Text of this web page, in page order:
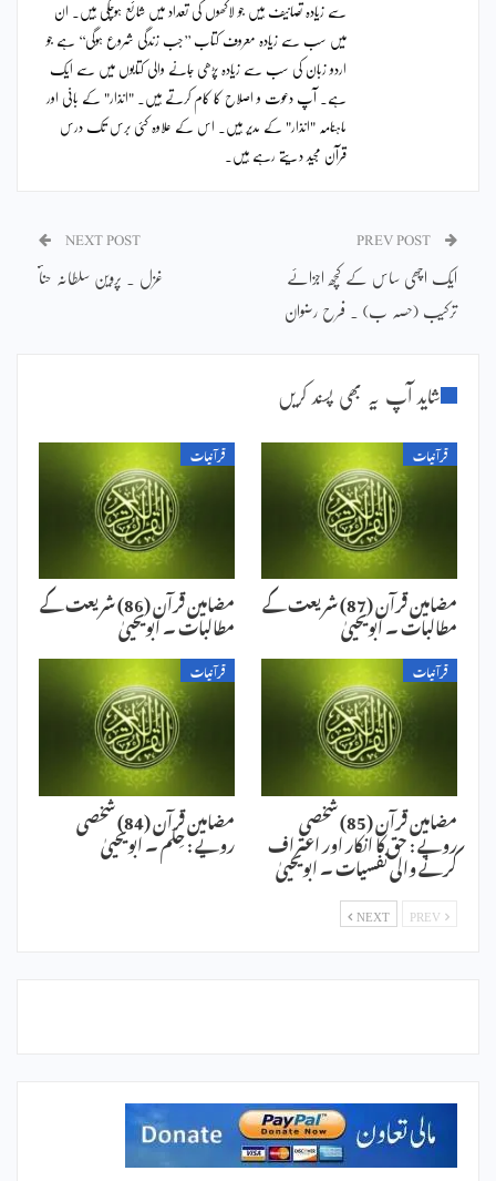
سے زیادہ تصانیف ہیں جو لاکھوں کی تعداد میں شائع ہوچکی ہیں۔ ان
میں سب سے زیادہ معروف کتاب ’’جب زندگی شروع ہوگی‘‘ ہے جو
اردو زبان کی سب سے زیادہ پڑھی جانے والی کتابوں میں سے ایک
ہے۔ آپ دعوت و اصلاح کا کام کرتے ہیں۔ "انذار" کے بانی اور
ماہنامہ "انذار" کے مدیر ہیں۔ اس کے علاوہ کئی برس تک درس
قرآن مجید دیتے رہے ہیں۔
ایک اچھی ساس کے کچھ اجزائے
ترکیب (حصہ ب) ۔ فرح رضوان
NEXT POST
غزل ۔ پروین سلطانہ حناؔ
شاید آپ یہ بھی پسند کریں
قرآنیات
مضامین قرآن (87) شریعت کے
مطالبات ۔ ابویحییٰ
قرآنیات
مضامین قرآن (86) شریعت کے
مطالبات ۔ ابویحییٰ
قرآنیات
مضامین قرآن (85) شخصی
رویے : حق کا انکار اور اعتراف
کرنے والی نفسیات ۔ ابویحییٰ
قرآنیات
مضامین قرآن (84) شخصی
رویے : حِلم ۔ ابویحییٰ
NEXT